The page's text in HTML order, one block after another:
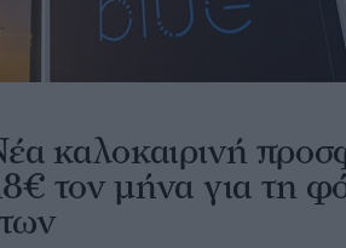
καλοκαιρινή
τον μήνα για τη